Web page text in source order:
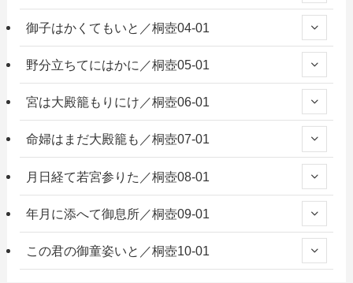
御子はかくてもいと／桐壺04-01
野分立ちてにはかに／桐壺05-01
宮は大殿籠もりにけ／桐壺06-01
命婦はまだ大殿籠も／桐壺07-01
月日経て若宮参りた／桐壺08-01
年月に添へて御息所／桐壺09-01
この君の御童姿いと／桐壺10-01